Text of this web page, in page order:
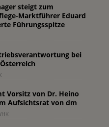
steigt zum
Marktführer Eduard
Führungsspitze
bei
Vorsitz von Dr. Heino
Aufsichtsrat von dm